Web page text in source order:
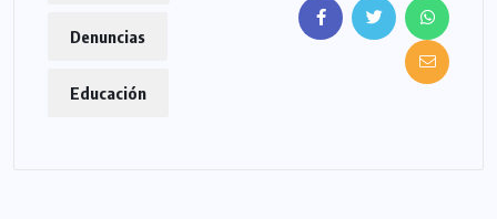
Denuncias
Educación